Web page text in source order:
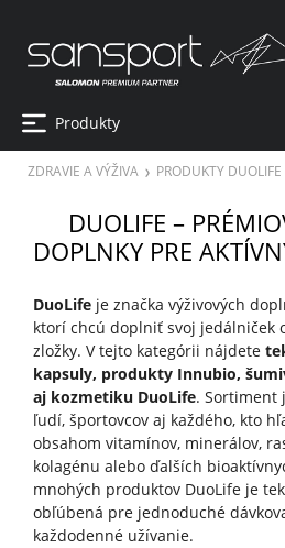
Produkty
ZDRAVIE A VÝŽIVA PRODUKTY DUOLIFE
DUOLIFE –
DOPLNKY PRE
DuoLifeje značka výživových
ktorí chcú doplniť svoj jedálniček
zložky. V tejto kategórii nájdete
kapsuly, produkty Innubio,
aj kozmetiku DuoLife. Sortiment
ľudí, športovcov aj každého, kto
obsahom vitamínov, minerálov,
kolagénu alebo ďalších
mnohých produktov DuoLife je
obľúbená pre jednoduché
každodenné užívanie.